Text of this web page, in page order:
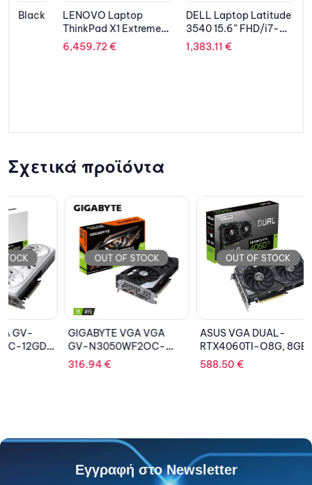
LENOVO Laptop
ThinkPad X1 Extreme
G4 16” WQUXGA
PREM/Black Weave
6,459.72€
DELL Laptop Latitude
3540 15.6” FHD/i7-
1355U/16GB/512GB
SSD/Intel IRIS Xe/Win
€
D-LINK
203.32
Σχετικά προϊόντα
OUT OF STOCK
GIGABYTE VGA VGA
GV-N3050WF2OC-
8GD, 8GB, GDDR6
OUT OF STOCK
ASUS VGA DUAL-
RTX4060TI-O8G, 8GB,
Εγγραφή στο Newsletter